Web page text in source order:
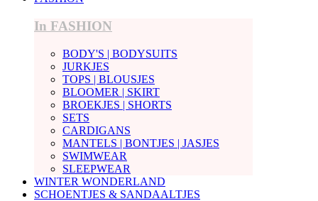
In FASHION
BODY'S | BODYSUITS
JURKJES
TOPS | BLOUSJES
BLOOMER | SKIRT
BROEKJES | SHORTS
SETS
CARDIGANS
MANTELS | BONTJES | JASJES
SWIMWEAR
SLEEPWEAR
WINTER WONDERLAND
SCHOENTJES & SANDAALTJES